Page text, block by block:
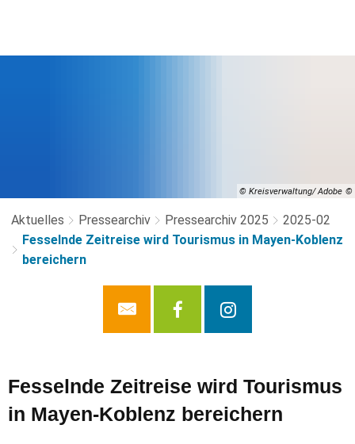
© Kreisverwaltung/ Adobe
Aktuelles Pressearchiv Pressearchiv 2025
2025-02
Fesselnde Zeitreise wird Tourismus in Mayen-Koblenz
bereichern
Fesselnde Zeitreise wird Tourismus
in Mayen-Koblenz bereichern